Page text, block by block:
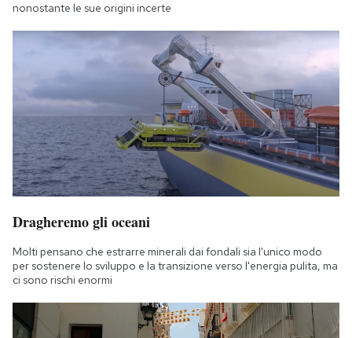
nonostante le sue origini incerte
Dragheremo gli oceani
Molti pensano che estrarre minerali dai fondali sia l'unico modo
per sostenere lo sviluppo e la transizione verso l'energia pulita, ma
ci sono rischi enormi